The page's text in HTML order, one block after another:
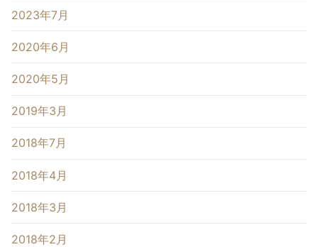
2023年7月
2020年6月
2020年5月
2019年3月
2018年7月
2018年4月
2018年3月
2018年2月